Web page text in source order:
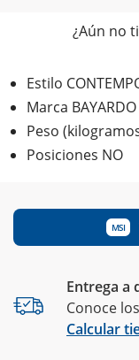
¿Aún no
Estilo
Marca BAYARDO
Peso
Posiciones NO
MSI
Entrega a
Conoce
Calcular